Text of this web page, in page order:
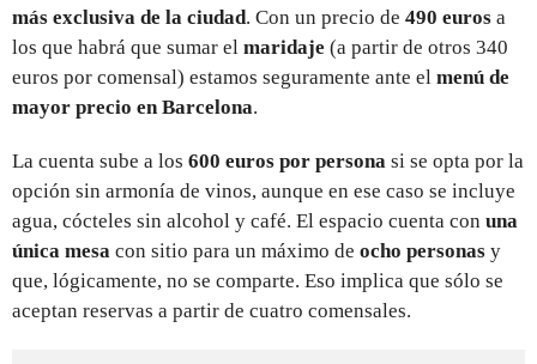
más exclusiva de la ciudad. Con un precio de 490 euros a
los que habrá que sumar el maridaje (a partir de otros 340
euros por comensal) estamos seguramente ante el menú de
mayor precio en Barcelona.
La cuenta sube a los 600 euros por persona si se opta por la
opción sin armonía de vinos, aunque en ese caso se incluye
agua, cócteles sin alcohol y café. El espacio cuenta con una
única mesa con sitio para un máximo de ocho personas y
que, lógicamente, no se comparte. Eso implica que sólo se
aceptan reservas a partir de cuatro comensales.